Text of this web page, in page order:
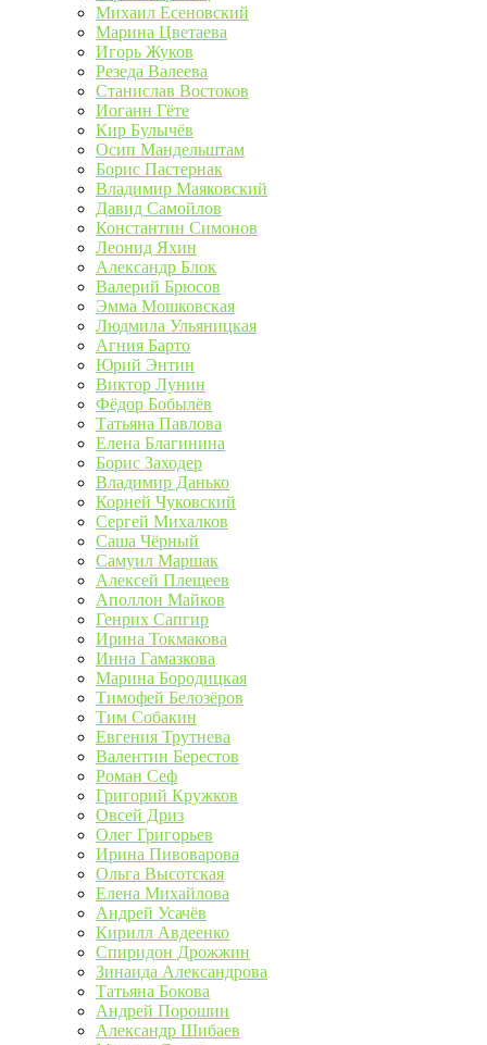
Михаил Есеновский
Марина Цветаева
Игорь Жуков
Резеда Валеева
Станислав Востоков
Иоганн Гёте
Кир Булычёв
Осип Мандельштам
Борис Пастернак
Владимир Маяковский
Давид Самойлов
Константин Симонов
Леонид Яхин
Александр Блок
Валерий Брюсов
Эмма Мошковская
Людмила Ульяницкая
Агния Барто
Юрий Энтин
Виктор Лунин
Фёдор Бобылёв
Татьяна Павлова
Елена Благинина
Борис Заходер
Владимир Данько
Корней Чуковский
Сергей Михалков
Саша Чёрный
Самуил Маршак
Алексей Плещеев
Аполлон Майков
Генрих Сапгир
Ирина Токмакова
Инна Гамазкова
Марина Бородицкая
Тимофей Белозёров
Тим Собакин
Евгения Трутнева
Валентин Берестов
Роман Сеф
Григорий Кружков
Овсей Дриз
Олег Григорьев
Ирина Пивоварова
Ольга Высотская
Елена Михайлова
Андрей Усачёв
Кирилл Авдеенко
Спиридон Дрожжин
Зинаида Александрова
Татьяна Бокова
Андрей Порошин
Александр Шибаев